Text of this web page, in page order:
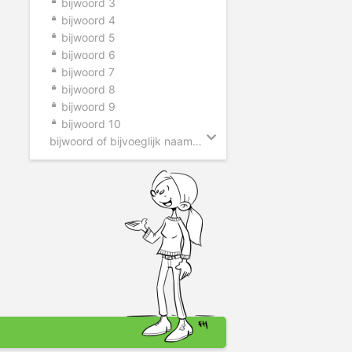
bijwoord 3
bijwoord 4
bijwoord 5
bijwoord 6
bijwoord 7
bijwoord 8
bijwoord 9
bijwoord 10
bijwoord of bijvoeglijk naamwoord